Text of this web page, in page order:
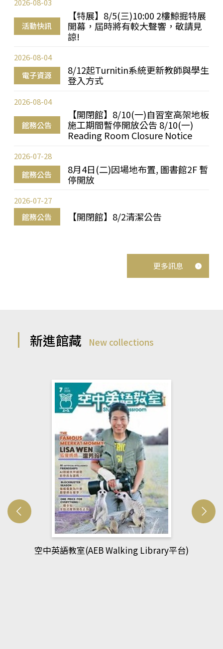
活動快訊
【特展】8/5(三)10:00 2樓鯨掘特展
開幕，屆時將有較大聲響，敬請見
諒!
2026-08-03
電子資源
8/12起Turnitin系統更新教師與學生
登入方式
2026-08-04
館務公告
【開閉館】8/10(一)自習室高架地板
施工期間暫停開放公告 8/10(一)
Reading Room Closure Notice
2026-08-04
館務公告
8月4日(二)因場地布置, 圖書館2F 暫
停開放
2026-07-28
館務公告 【開閉館】8/2清潔公告
2026-07-27
更多訊息
新進館藏 New collections
網管人(kono平台)